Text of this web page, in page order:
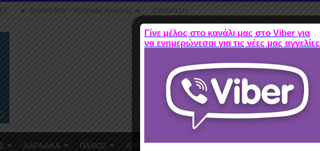
► Submit Job – Υποβολή Αγγελίας ◄ Contact Us
ΛΑΡΝΑΚΑ ΠΑΦΟΣ ΑΜΜΟΧΩΣΤΟΣ
Γίνε μέλος στο κανάλι μας στο Viber για
να ενημερώνεσαι για τις νέες μας αγγελίες